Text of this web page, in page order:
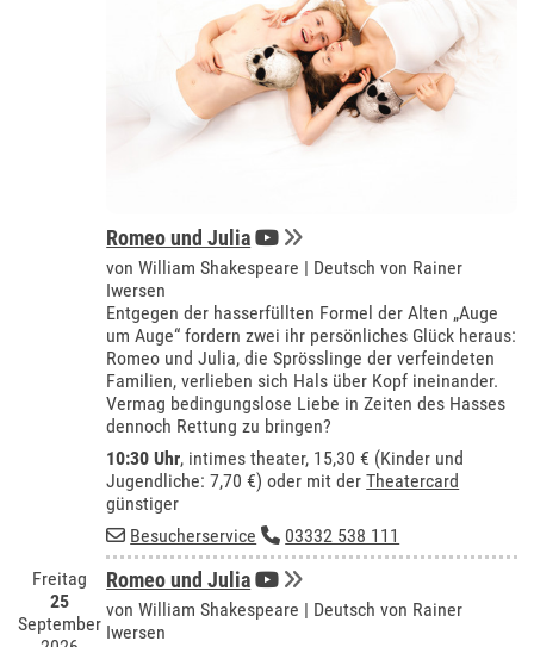
Romeo und Julia
von William Shakespeare | Deutsch von Rainer
Iwersen
Entgegen der hasserfüllten Formel der Alten „Auge
um Auge“ fordern zwei ihr persönliches Glück heraus:
Romeo und Julia, die Sprösslinge der verfeindeten
Familien, verlieben sich Hals über Kopf ineinander.
Vermag bedingungslose Liebe in Zeiten des Hasses
dennoch Rettung zu bringen?
10:30 Uhr, intimes theater, 15,30 € (Kinder und
Jugendliche: 7,70 €) oder mit derTheatercard
günstiger
Besucherservice
03332 538 111
Freitag
25
September
Romeo und Julia
von William Shakespeare | Deutsch von Rainer
Iwersen